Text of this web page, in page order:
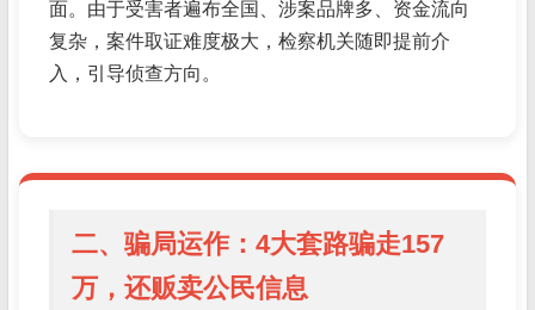
面。由于受害者遍布全国、涉案品牌多、资金流向
复杂，案件取证难度极大，检察机关随即提前介
入，引导侦查方向。
二、骗局运作：4大套路骗走157
万，还贩卖公民信息